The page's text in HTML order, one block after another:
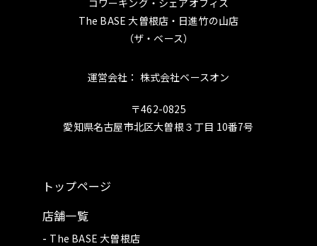
コワーキング・シェアオフィス
The BASE 大曽根店・日進竹の山店
（ザ・ベース）
運営会社： 株式会社ベースオン
〒462-0825
愛知県名古屋市北区大曽根３丁目 10番7号
トップページ
店舗一覧
The BASE 大曽根店